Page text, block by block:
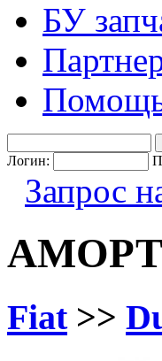
БУ
Логин:
Запрос
Fiat>>